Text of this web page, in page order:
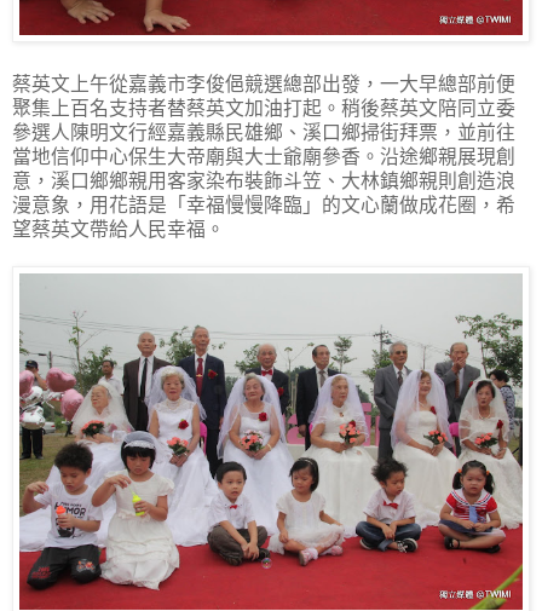
蔡英文上午從嘉義市李俊俋競選總部出發，一大早總部前便
聚集上百名支持者替蔡英文加油打起。稍後蔡英文陪同立委
參選人陳明文行經嘉義縣民雄鄉、溪口鄉掃街拜票，並前往
當地信仰中心保生大帝廟與大士爺廟參香。沿途鄉親展現創
意，溪口鄉鄉親用客家染布裝飾斗笠、大林鎮鄉親則創造浪
漫意象，用花語是「幸福慢慢降臨」的文心蘭做成花圈，希
望蔡英文帶給人民幸福。